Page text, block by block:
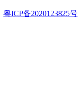
粤ICP备2020123825号